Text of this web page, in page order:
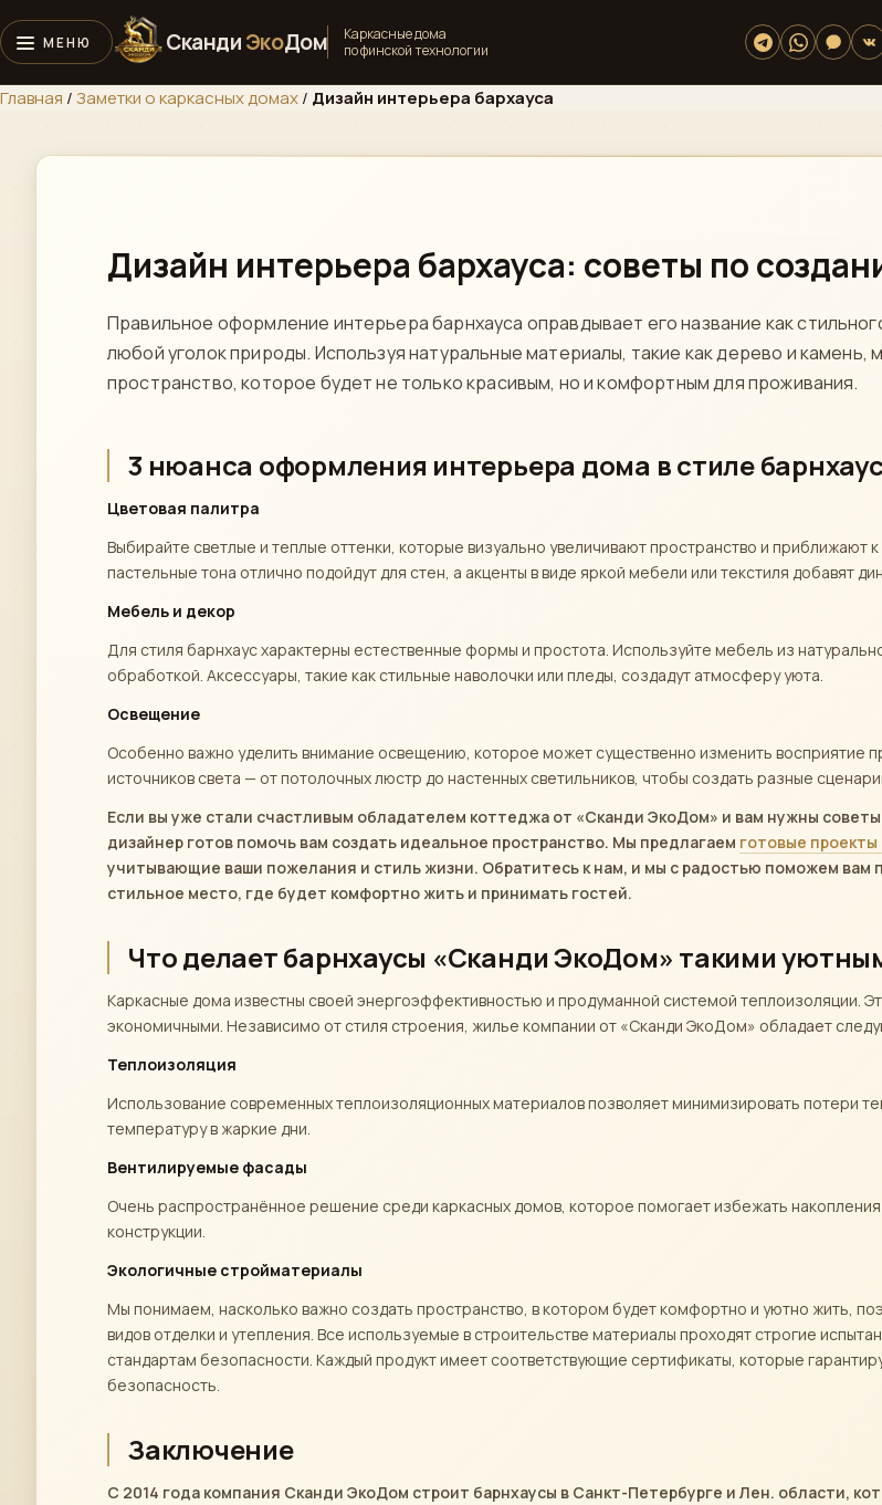
СкандиЭкоДом
Каркасные дома
по финской технологии
Главная /Заметки о каркасных домах/ Дизайн интерьера бархауса
Дизайн интерьера бархауса: советы по
Правильное оформление интерьера барнхауса оправдывает его название как
любой уголок природы. Используя натуральные материалы, такие как дерево и камень,
пространство, которое будет не только красивым, но и комфортным для проживания.
3 нюанса оформления интерьера дома в стиле барнхаус
Цветовая палитра
Выбирайте светлые и теплые оттенки, которые визуально увеличивают пространство и
пастельные тона отлично подойдут для стен, а акценты в виде яркой мебели или текстиля добавят
Мебель и декор
Для стиля барнхаус характерны естественные формы и простота. Используйте мебель из
обработкой. Аксессуары, такие как стильные наволочки или пледы, создадут атмосферу уюта.
Освещение
Особенно важно уделить внимание освещению, которое может существенно изменить восприятие
источников света — от потолочных люстр до настенных светильников, чтобы создать разные
Если вы уже стали счастливым обладателем коттеджа от «Сканди ЭкоДом» и вам нужны
дизайнер готов помочь вам создать идеальное пространство. Мы предлагаем готовые проекты
учитывающие ваши пожелания и стиль жизни. Обратитесь к нам, и мы с радостью поможем вам
стильное место, где будет комфортно жить и принимать гостей.
Что делает барнхаусы «Сканди ЭкоДом» такими
Каркасные дома известны своей энергоэффективностью и продуманной системой теплоизоляции.
экономичными. Независимо от стиля строения, жилье компании от «Сканди ЭкоДом» обладает
Теплоизоляция
Использование современных теплоизоляционных материалов позволяет минимизировать потери
температуру в жаркие дни.
Вентилируемые фасады
Очень распространённое решение среди каркасных домов, которое помогает избежать накопления
конструкции.
Экологичные стройматериалы
Мы понимаем, насколько важно создать пространство, в котором будет комфортно и уютно жить,
видов отделки и утепления. Все используемые в строительстве материалы проходят строгие
стандартам безопасности. Каждый продукт имеет соответствующие сертификаты, которые
безопасность.
Заключение
С 2014 года компания Сканди ЭкоДом строит барнхаусы в Санкт-Петербурге и Лен. области,